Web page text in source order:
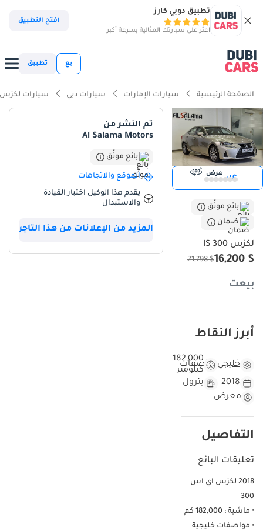
تطبيق دوبي كارز
اعثر على سيارتك المثالية بسرعة أكبر
افتح التطبيق
بع تطبيق
الصفحة الرئيسية سيارات الإمارات سيارات دبي سيارات لكزس
عرض 360
عرض
بائع موثّق
ضمان
لكزس IS 300
$ 16,200
$ 21,798
بيعت
أبرز النقاط
خليجي مواصفات
182,000
كيلومتر
2018
بترول
معرض
التفاصيل
تعليقات البائع
2018 لكزس اي اس
300
• ماشية : 182,000 كم
• مواصفات خليجية
تم النشر من
Al Salama Motors
بائع موثّق
الموقع والاتجاهات
يقدم هذا الوكيل اختبار القيادة
والاستبدال
المزيد من الإعلانات من هذا التاجر